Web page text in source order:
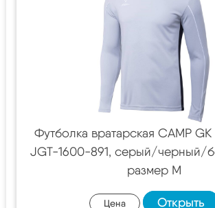
Футболка вратарская CAMP
JGT-1600-891, серый/черный/
размер M
Цена Открыть